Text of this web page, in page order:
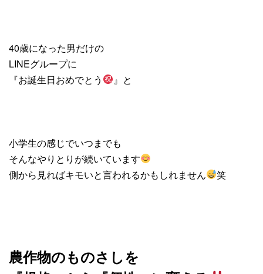
40歳になった男だけの
LINEグループに
『お誕生日おめでとう
』と
小学生の感じでいつまでも
そんなやりとりが続いています
側から見ればキモいと言われるかもしれません
笑
農作物のものさしを